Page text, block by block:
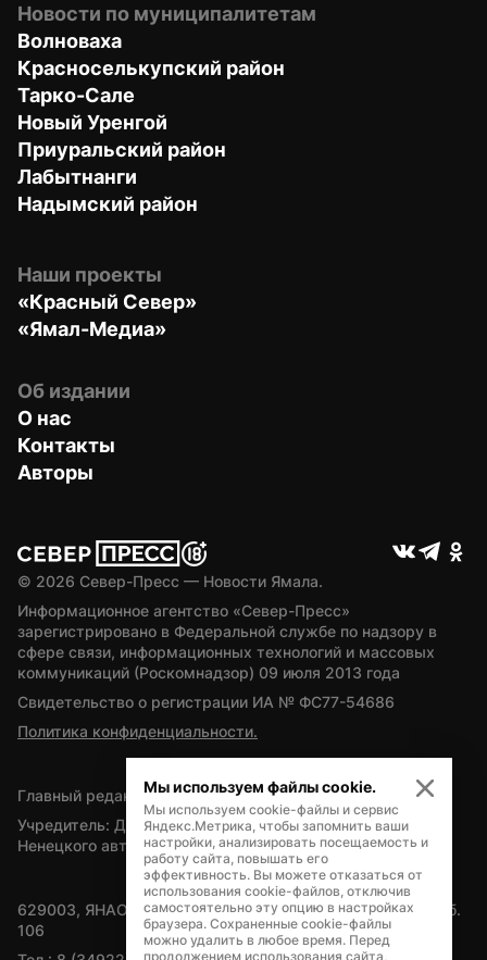
Новости по муниципалитетам
Волноваха
Красноселькупский район
Тарко-Сале
Новый Уренгой
Приуральский район
Лабытнанги
Надымский район
Наши проекты
«Красный Север»
«Ямал-Медиа»
Об издании
О нас
Контакты
Авторы
© 2026 Север-Пресс — Новости Ямала.
Информационное агентство «Север-Пресс»
зарегистрировано в Федеральной службе по надзору в
сфере связи, информационных технологий и массовых
коммуникаций (Роскомнадзор) 09 июля 2013 года
Свидетельство о регистрации ИА № ФС77-54686
Политика конфиденциальности.
Главный редактор — А.Л. Поздеев
Учредитель: Департамент внутренней политики Ямало-
Ненецкого автономного округа
629003, ЯНАО, Салехард, мкр. Богдана Кнунянца, д.1, каб.
106
Мы используем файлы cookie.
Мы используем cookie-файлы и сервис
Яндекс.Метрика, чтобы запомнить ваши
настройки, анализировать посещаемость и
работу сайта, повышать его
эффективность. Вы можете отказаться от
использования cookie-файлов, отключив
самостоятельно эту опцию в настройках
браузера. Сохраненные cookie-файлы
можно удалить в любое время. Перед
продолжением использования сайта,